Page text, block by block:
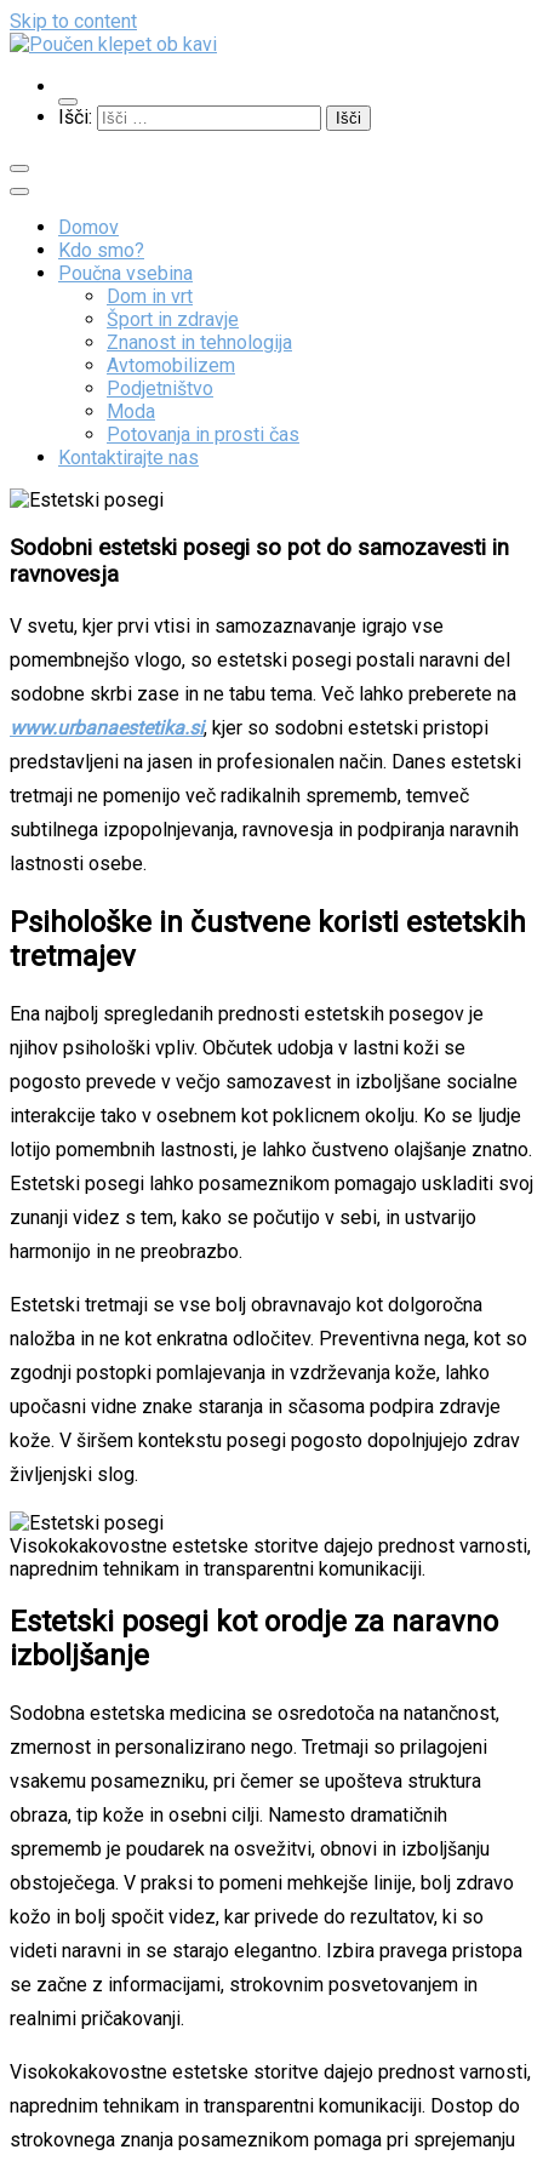
Skip to content
Poučen klepet ob kavi
Veliko zanimivih vsebin
Išči:
Domov
Kdo smo?
Poučna vsebina
Dom in vrt
Šport in zdravje
Znanost in tehnologija
Avtomobilizem
Podjetništvo
Moda
Potovanja in prosti čas
Kontaktirajte nas
Sodobni estetski posegi so pot do samozavesti in
ravnovesja
V svetu, kjer prvi vtisi in samozaznavanje igrajo vse
pomembnejšo vlogo, so estetski posegi postali naravni del
sodobne skrbi zase in ne tabu tema. Več lahko preberete na
www.urbanaestetika.si, kjer so sodobni estetski pristopi
predstavljeni na jasen in profesionalen način. Danes estetski
tretmaji ne pomenijo več radikalnih sprememb, temveč
subtilnega izpopolnjevanja, ravnovesja in podpiranja naravnih
lastnosti osebe.
Psihološke in čustvene koristi estetskih
tretmajev
Ena najbolj spregledanih prednosti estetskih posegov je
njihov psihološki vpliv. Občutek udobja v lastni koži se
pogosto prevede v večjo samozavest in izboljšane socialne
interakcije tako v osebnem kot poklicnem okolju. Ko se ljudje
lotijo pomembnih lastnosti, je lahko čustveno olajšanje znatno.
Estetski posegi lahko posameznikom pomagajo uskladiti svoj
zunanji videz s tem, kako se počutijo v sebi, in ustvarijo
harmonijo in ne preobrazbo.
Estetski tretmaji se vse bolj obravnavajo kot dolgoročna
naložba in ne kot enkratna odločitev. Preventivna nega, kot so
zgodnji postopki pomlajevanja in vzdrževanja kože, lahko
upočasni vidne znake staranja in sčasoma podpira zdravje
kože. V širšem kontekstu posegi pogosto dopolnjujejo zdrav
življenjski slog.
Visokokakovostne estetske storitve dajejo prednost varnosti,
naprednim tehnikam in transparentni komunikaciji.
Estetski posegi kot orodje za naravno
izboljšanje
Sodobna estetska medicina se osredotoča na natančnost,
zmernost in personalizirano nego. Tretmaji so prilagojeni
vsakemu posamezniku, pri čemer se upošteva struktura
obraza, tip kože in osebni cilji. Namesto dramatičnih
sprememb je poudarek na osvežitvi, obnovi in izboljšanju
obstoječega. V praksi to pomeni mehkejše linije, bolj zdravo
kožo in bolj spočit videz, kar privede do rezultatov, ki so
videti naravni in se starajo elegantno. Izbira pravega pristopa
se začne z informacijami, strokovnim posvetovanjem in
realnimi pričakovanji.
Visokokakovostne estetske storitve dajejo prednost varnosti,
naprednim tehnikam in transparentni komunikaciji. Dostop do
strokovnega znanja posameznikom pomaga pri sprejemanju